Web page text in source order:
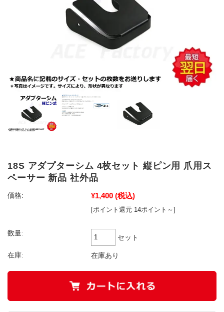
18S アダプターシム 4枚セット 縦ピン用 爪用ス
ペーサー 新品 社外品
価格: ¥1,400 (税込)
[ポイント還元 14ポイント～]
数量:
セット
在庫: 在庫あり